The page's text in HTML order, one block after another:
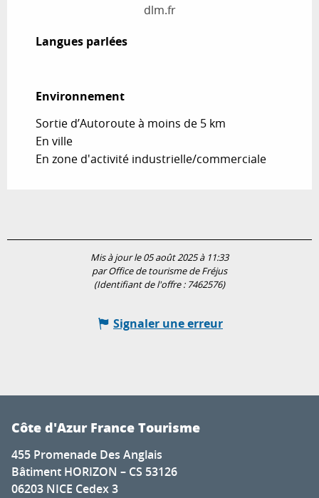
dlm.fr
Langues parlées
Langues parlées
Environnement
Environnement
Sortie d’Autoroute à moins de 5 km
En ville
En zone d'activité industrielle/commerciale
Mis à jour le 05 août 2025 à 11:33
par Office de tourisme de Fréjus
(Identifiant de l'offre : 7462576)
Signaler une erreur
Côte d'Azur France Tourisme
455 Promenade Des Anglais
Bâtiment HORIZON – CS 53126
06203 NICE Cedex 3